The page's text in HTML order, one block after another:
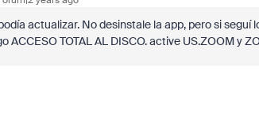
actualizar. No desinstale la app, pero si seguí
ACCESO TOTAL AL DISCO. active US.ZOOM y